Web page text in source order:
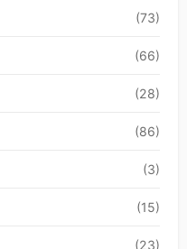
(73)
(66)
(28)
(86)
(3)
(15)
(23)